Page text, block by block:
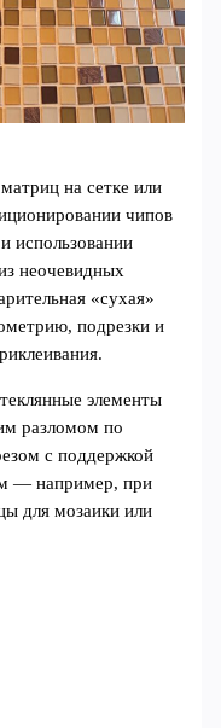
на сетке или
чипов
использовании
неочевидных
«сухая»
подрезки и
элементы
разломом по
с поддержкой
— например, при
для мозаики или